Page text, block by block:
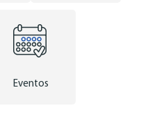
Eventos